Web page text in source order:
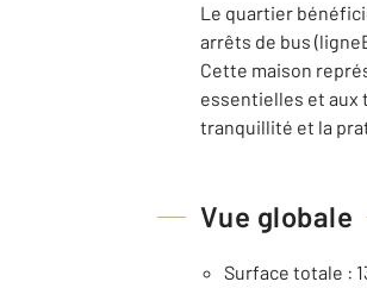
Le quartier
arrêts de bus
Cette maison
essentielles et aux
tranquillité et la
Vue globale
Surface totale :